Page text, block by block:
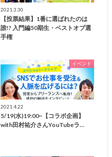
2021.3.30
【投票結果】1番に選ばれたのは
誰!? 入門編50期生・ベストオブ選
手権
イベント
2021.4.22
5/19(水)19:00~【コラボ企画】
with田村祐介さんYouTubeラ…